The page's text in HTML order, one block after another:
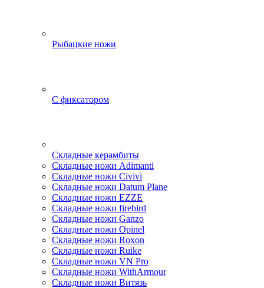
Рыбацкие ножи
С фиксатором
Складные керамбиты
Складные ножи Adimanti
Складные ножи Civivi
Складные ножи Datum Plane
Складные ножи EZZE
Складные ножи firebird
Складные ножи Ganzo
Складные ножи Opinel
Складные ножи Roxon
Складные ножи Ruike
Складные ножи VN Pro
Складные ножи WithArmour
Складные ножи Витязь